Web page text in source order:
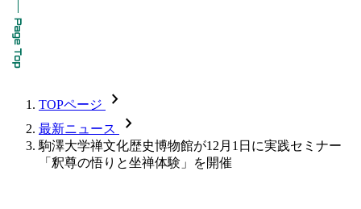
TOPページ chevron_forward
最新ニュース chevron_forward
駒澤大学禅文化歴史博物館が12月1日に実践セミナー
「釈尊の悟りと坐禅体験」を開催